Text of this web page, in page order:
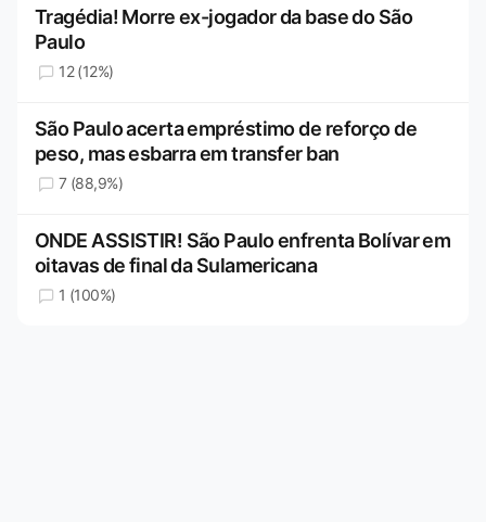
Tragédia! Morre ex-jogador da base do São
Paulo
12 (12%)
São Paulo acerta empréstimo de reforço de
peso, mas esbarra em transfer ban
7 (88,9%)
ONDE ASSISTIR! São Paulo enfrenta Bolívar em
oitavas de final da Sulamericana
1 (100%)